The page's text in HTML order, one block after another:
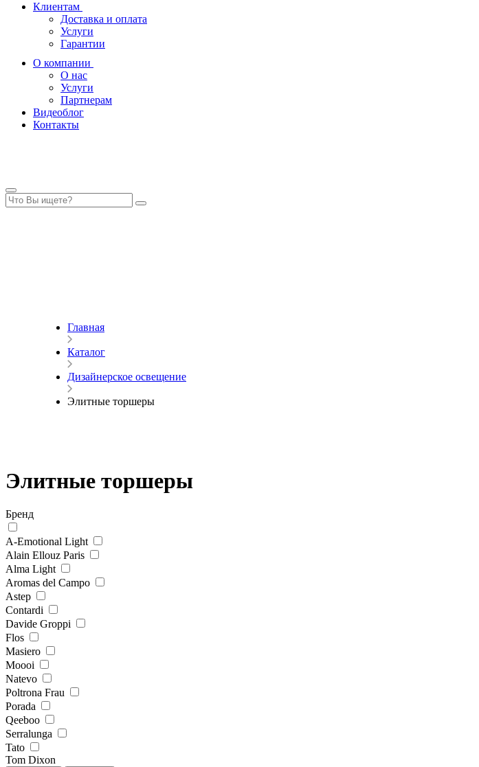
Клиентам
Доставка и оплата
Услуги
Гарантии
О компании
О нас
Услуги
Партнерам
Видеоблог
Контакты
Главная
Каталог
Дизайнерское освещение
Элитные торшеры
Элитные торшеры
Бренд
A-Emotional Light
Alain Ellouz Paris
Alma Light
Aromas del Campo
Astep
Contardi
Davide Groppi
Flos
Masiero
Moooi
Natevo
Poltrona Frau
Porada
Qeeboo
Serralunga
Tato
Tom Dixon